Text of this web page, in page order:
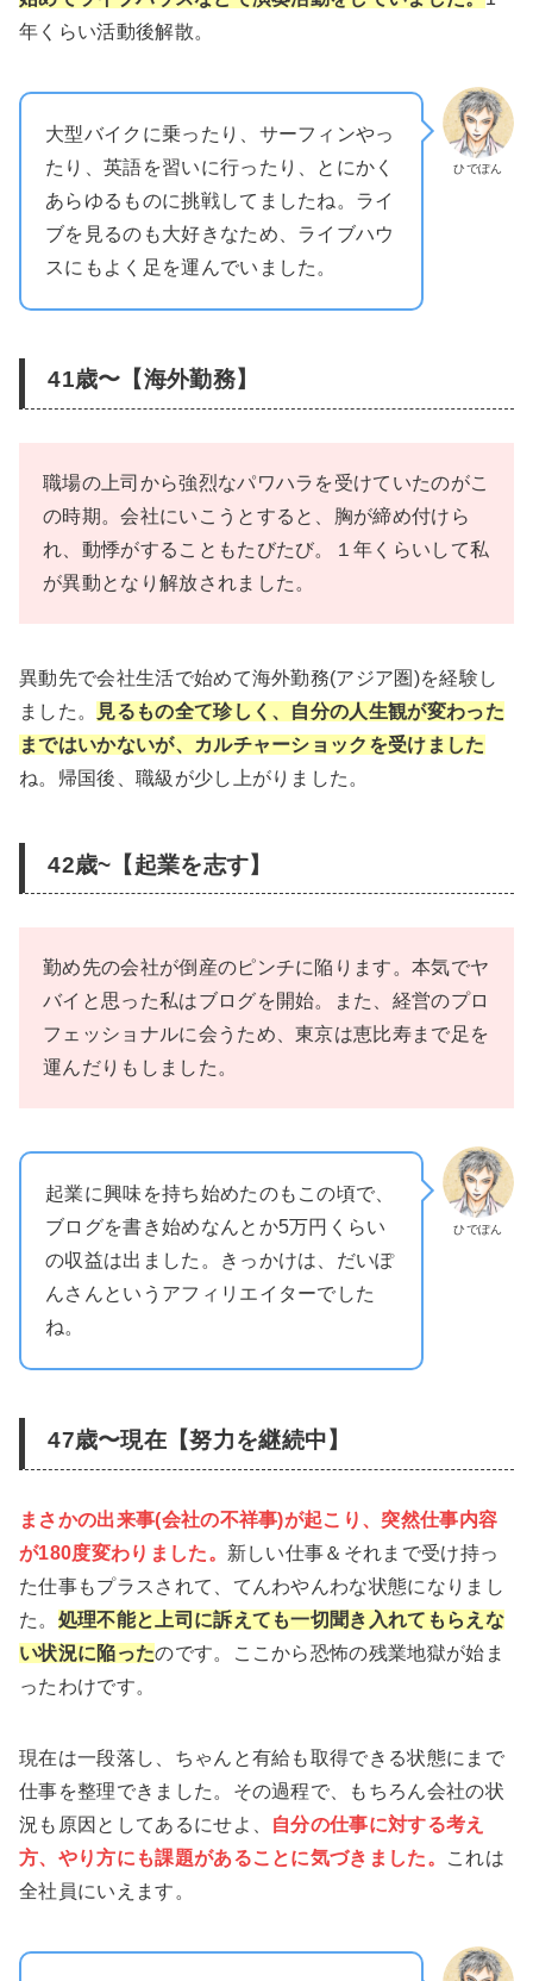
年くらい活動後解散。
ひでぽん
大型バイクに乗ったり、サーフィンやっ
たり、英語を習いに行ったり、とにかく
あらゆるものに挑戦してましたね。ライ
ブを見るのも大好きなため、ライブハウ
スにもよく足を運んでいました。
41歳〜【海外勤務】
職場の上司から強烈なパワハラを受けていたのがこ
の時期。会社にいこうとすると、胸が締め付けら
れ、動悸がすることもたびたび。１年くらいして私
が異動となり解放されました。
異動先で会社生活で始めて海外勤務(アジア圏)を経験し
ました。
見るもの全て珍しく、自分の人生観が変わった
まではいかないが、カルチャーショックを受けました
ね。帰国後、職級が少し上がりました。
42歳~【起業を志す】
勤め先の会社が倒産のピンチに陥ります。本気でヤ
バイと思った私はブログを開始。また、経営のプロ
フェッショナルに会うため、東京は恵比寿まで足を
運んだりもしました。
ひでぽん
起業に興味を持ち始めたのもこの頃で、
ブログを書き始めなんとか5万円くらい
の収益は出ました。きっかけは、だいぽ
んさんというアフィリエイターでした
ね。
47歳〜現在【努力を継続中】
まさかの出来事(会社の不祥事)が起こり、突然仕事内容
が180度変わりました。 新しい仕事＆それまで受け持っ
た仕事もプラスされて、てんわやんわな状態になりまし
た。 処理不能と上司に訴えても一切聞き入れてもらえな
い状況に陥ったのです。ここから恐怖の残業地獄が始ま
ったわけです。
現在は一段落し、ちゃんと有給も取得できる状態にまで
仕事を整理できました。その過程で、もちろん会社の状
況も原因としてあるにせよ、
自分の仕事に対する考え
方、やり方にも課題があることに気づきました。
これは
全社員にいえます。